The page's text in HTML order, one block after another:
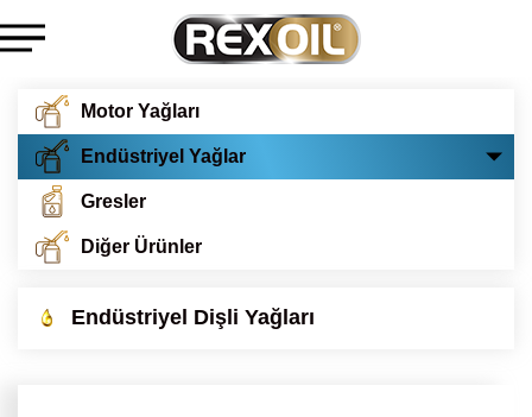
Motor Yağları
Endüstriyel Yağlar
Gresler
Diğer Ürünler
Endüstriyel Dişli Yağları